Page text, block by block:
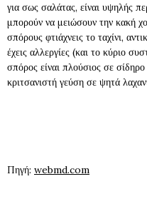
για σως σαλάτας, είναι υψηλής
μπορούν να μειώσουν την κακή
σπόρους φτιάχνεις το ταχίνι,
έχεις αλλεργίες (και το κύριο
σπόρος είναι πλούσιος σε
κριτσανιστή γεύση σε ψητά
Πηγή: webmd.com